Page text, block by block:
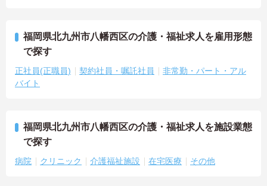
福岡県北九州市八幡西区の介護・福祉求人を雇用形態
で探す
正社員(正職員) 契約社員・嘱託社員
非常勤・パート・アル
バイト
福岡県北九州市八幡西区の介護・福祉求人を施設業態
で探す
病院 クリニック 介護福祉施設 在宅医療 その他